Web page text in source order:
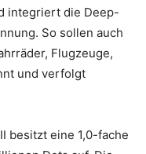
integriert die Deep-
So sollen auch
Flugzeuge,
und verfolgt
besitzt eine 1,0-fache